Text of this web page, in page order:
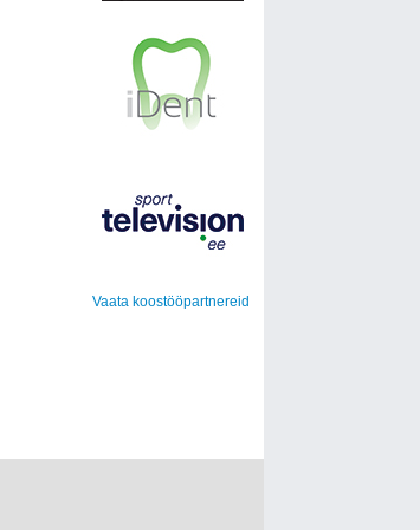
Vaata koostööpartnereid